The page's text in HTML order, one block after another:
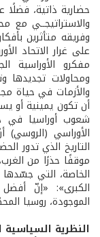
حضارية ذاتية، فضلًا
وفريقه متأثرين
على غرار الاتحاد
مفكرو الأوراسية
ومحاولات تجديدها
والأزمات في حياة
أن تكون يمينية أو
شعوب أوراسيا في
الأوراسي
التاريخ الذي تدور
موقفًا حذرًا من
الخاصة، التي
الكبرى»: «إنّ
الموجودة، روسيا
النظرية السياسية